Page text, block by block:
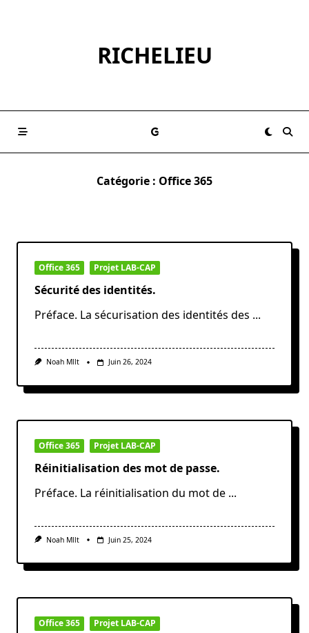
RICHELIEU
Catégorie : Office 365
Office 365 Projet LAB-CAP
Sécurité des identités.
Préface. La sécurisation des identités des ...
Noah Mllt Juin 26, 2024
Office 365 Projet LAB-CAP
Réinitialisation des mot de passe.
Préface. La réinitialisation du mot de ...
Noah Mllt Juin 25, 2024
Office 365 Projet LAB-CAP